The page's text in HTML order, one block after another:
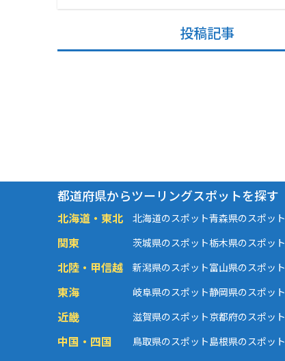
投稿記事
都道府県からツーリングスポットを探す
北海道・東北 北海道のスポット青森県のスポット
関東 茨城県のスポット栃木県のスポット
北陸・甲信越 新潟県のスポット富山県のスポット
東海 岐阜県のスポット静岡県のスポット
近畿 滋賀県のスポット京都府のスポット
中国・四国 鳥取県のスポット島根県のスポット